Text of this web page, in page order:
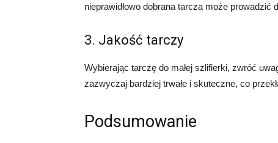
nieprawidłowo dobrana tarcza może prowadzić
3. Jakość tarczy
Wybierając tarczę do małej szlifierki, zwróć
zazwyczaj bardziej trwałe i skuteczne, co
Podsumowanie